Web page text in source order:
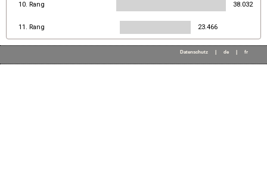
10. Rang 38.032
11. Rang 23.466
Datenschutz de fr